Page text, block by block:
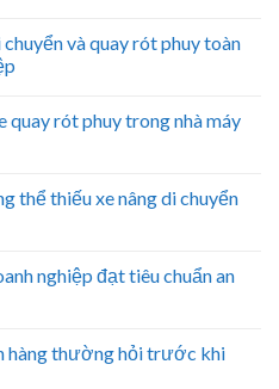
và quay rót phuy toàn
quay rót phuy trong nhà máy
thể thiếu xe nâng di chuyển
nghiệp đạt tiêu chuẩn an
hàng thường hỏi trước khi